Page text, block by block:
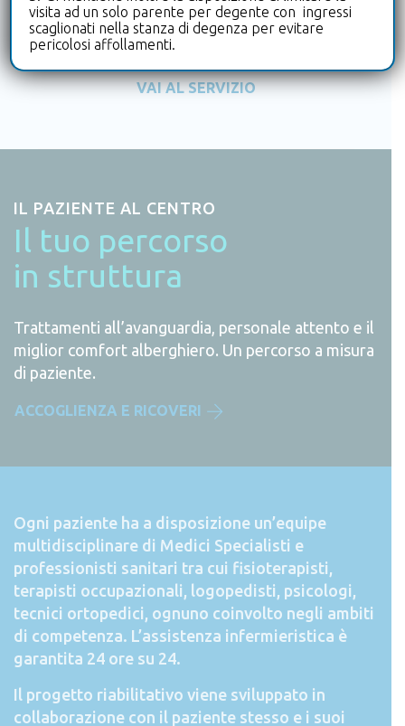
specialistici intensivi in ricovero per
ridurre le disabilità conseguenti a traumi
o malattie e recuperare qualità della vita
VAI AL SERVIZIO
IL PAZIENTE AL CENTRO
Il tuo percorso
in struttura
Trattamenti all’avanguardia, personale attento e il
miglior comfort alberghiero. Un percorso a misura
di paziente.
ACCOGLIENZA E RICOVERI
Ogni paziente ha a disposizione un’equipe
multidisciplinare di Medici Specialisti e
professionisti sanitari tra cui fisioterapisti,
terapisti occupazionali, logopedisti, psicologi,
tecnici ortopedici, ognuno coinvolto negli ambiti
di competenza. L’assistenza infermieristica è
garantita 24 ore su 24.
Il progetto riabilitativo viene sviluppato in
collaborazione con il paziente stesso e i suoi
visita ad un solo parente per degente con ingressi
scaglionati nella stanza di degenza per evitare
pericolosi affollamenti.